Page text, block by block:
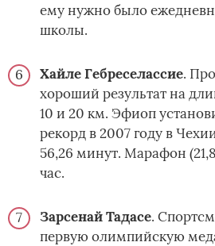
ему нужно было
школы.
Хайле Гебреселассие.
хороший результат на
10 и 20 км. Эфиоп
рекорд в 2007 году в
56,26 минут. Марафон
час.
Зарсенай Тадасе.
первую олимпийскую